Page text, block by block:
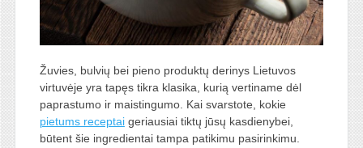
Žuvies, bulvių bei pieno produktų derinys Lietuvos
virtuvėje yra tapęs tikra klasika, kurią vertiname dėl
paprastumo ir maistingumo. Kai svarstote, kokie
pietums receptaigeriausiai tiktų jūsų kasdienybei,
būtent šie ingredientai tampa patikimu pasirinkimu.